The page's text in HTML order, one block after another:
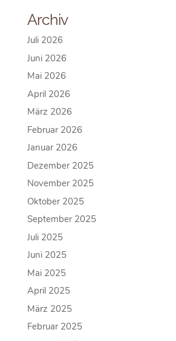
Archiv
Juli 2026
Juni 2026
Mai 2026
April 2026
März 2026
Februar 2026
Januar 2026
Dezember 2025
November 2025
Oktober 2025
September 2025
Juli 2025
Juni 2025
Mai 2025
April 2025
März 2025
Februar 2025